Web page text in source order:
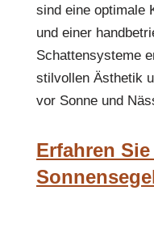
sind eine optimale
und einer
Schattensysteme
stilvollen Ästhetik
vor Sonne und
Erfahren